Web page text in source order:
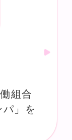
組合
」を